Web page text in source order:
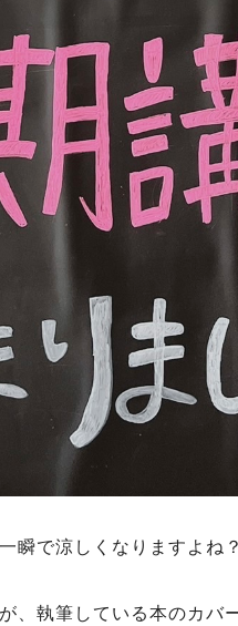
瞬で涼しくなりますよね
、執筆している本のカ